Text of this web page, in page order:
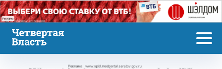
Реклама